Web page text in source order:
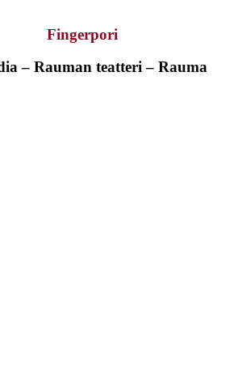
Fingerpori
– Rauman teatteri – Rauma